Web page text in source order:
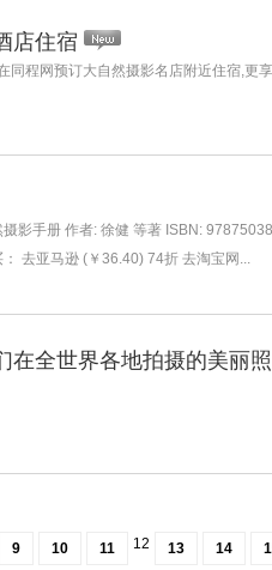
店住宿
同程网预订大自然摄影名店附近住宿,更
影手册 作者: 徐健 等著 ISBN:
去亚马逊 (￥36.40) 74折 去淘宝网...
在全世界各地拍摄的美丽
9 10 11 12 13 14